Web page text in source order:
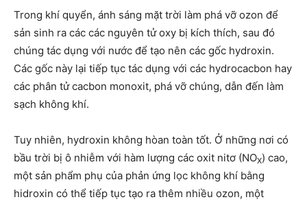
Trong khí quyển, ánh sáng mặt trời làm phá vỡ ozon để
sản sinh ra các các nguyên tử oxy bị kích thích, sau đó
chúng tác dụng với nước để tạo nên các gốc hydroxin.
Các gốc này lại tiếp tục tác dụng với các hydrocacbon hay
các phân tử cacbon monoxit, phá vỡ chúng, dẫn đến làm
sạch không khí.
Tuy nhiên, hydroxin không hòan toàn tốt. Ở những nơi có
bầu trời bị ô nhiễm với hàm lượng các oxit nitơ (NOX) cao,
một sản phẩm phụ của phản ứng lọc không khí bằng
hidroxin có thể tiếp tục tạo ra thêm nhiều ozon, một